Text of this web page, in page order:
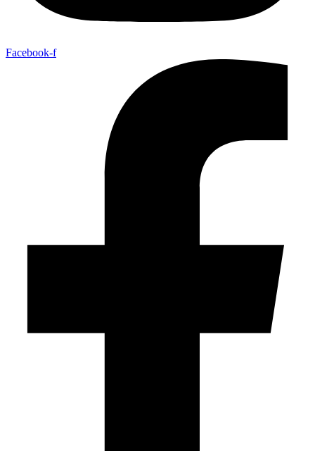
Facebook-f